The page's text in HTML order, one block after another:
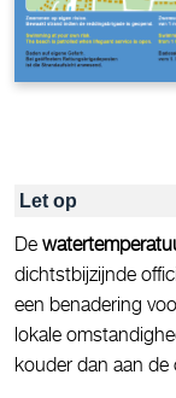
Let op
De
dichtstbijzijnde
een benadering
lokale
kouder dan aan de